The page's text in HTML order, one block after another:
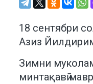
18 сентябри
Азиз
Зимни
минтақавӣ